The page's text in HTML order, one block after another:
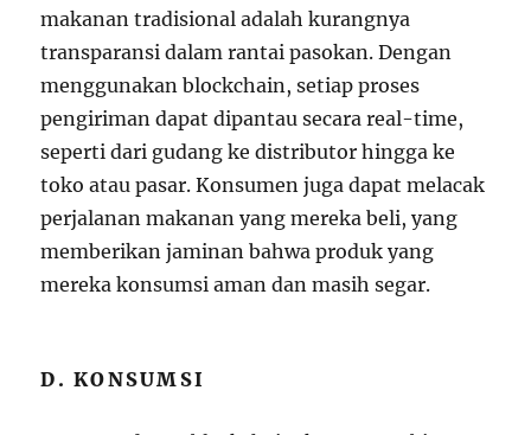
makanan tradisional adalah kurangnya
transparansi dalam rantai pasokan. Dengan
menggunakan blockchain, setiap proses
pengiriman dapat dipantau secara real-time,
seperti dari gudang ke distributor hingga ke
toko atau pasar. Konsumen juga dapat melacak
perjalanan makanan yang mereka beli, yang
memberikan jaminan bahwa produk yang
mereka konsumsi aman dan masih segar.
D. KONSUMSI